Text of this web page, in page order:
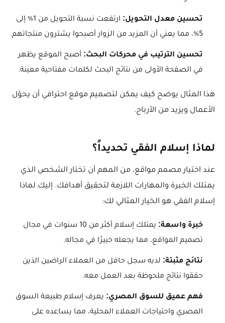
تحسين معدل التحويل:
ارتفعت نسبة التحويل من 1% إلى
5%، مما يعني أن المزيد من الزوار أصبحوا يشترون منتجاتهم.
تحسين الترتيب في محركات البحث: أصبح الموقع يظهر
في الصفحة الأولى من نتائج البحث لكلمات مفتاحية معينة.
هذا المثال يوضح كيف يمكن لتصميم موقع احترافي أن يحوّل
الأعمال ويزيد من الأرباح.
لماذا إسلام الفقي تحديداً؟
عند اختيار مصمم مواقع، من المهم أن تختار الشخص الذي
يمتلك الخبرة والمهارات اللازمة لتحقيق أهدافك. إليك لماذا
إسلام الفقي هو الخيار المثالي لك:
خبرة واسعة:
يمتلك إسلام أكثر من 10 سنوات في مجال
تصميم المواقع، مما يجعله خبيرًا في مجاله.
نتائج مثبتة: لديه سجل حافل من العملاء الراضين الذين
حققوا نتائج ملحوظة بعد العمل معه.
فهم عميق للسوق المصري: يعرف إسلام طبيعة السوق
المصري واحتياجات العملاء المحلية، مما يساعده على